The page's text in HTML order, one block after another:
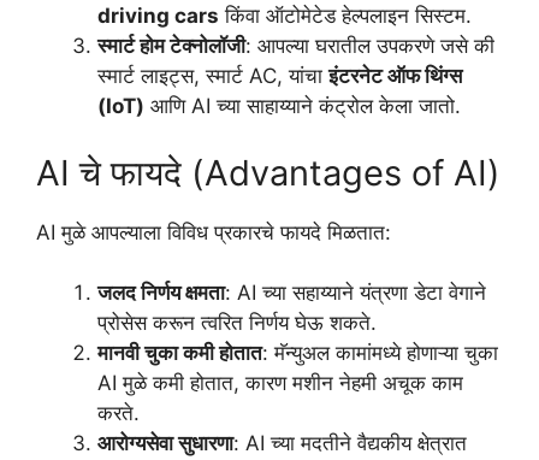
driving cars किंवा ऑटोमेटेड हेल्पलाइन सिस्टम.
स्मार्ट होम टेक्नोलॉजी: आपल्या घरातील उपकरणे जसे की
स्मार्ट लाइट्स, स्मार्ट AC, यांचाइंटरनेट ऑफ थिंग्स
(IoT) आणि AI च्या साहाय्याने कंट्रोल केला जातो.
AI चे फायदे (Advantages of AI)
AI मुळे आपल्याला विविध प्रकारचे फायदे मिळतात:
जलद निर्णय क्षमता: AI च्या सहाय्याने यंत्रणा डेटा वेगाने
प्रोसेस करून त्वरित निर्णय घेऊ शकते.
मानवी चुका कमी होतात: मॅन्युअल कामांमध्ये होणाऱ्या चुका
AI मुळे कमी होतात, कारण मशीन नेहमी अचूक काम
करते.
आरोग्यसेवा सुधारणा: AI च्या मदतीने वैद्यकीय क्षेत्रात